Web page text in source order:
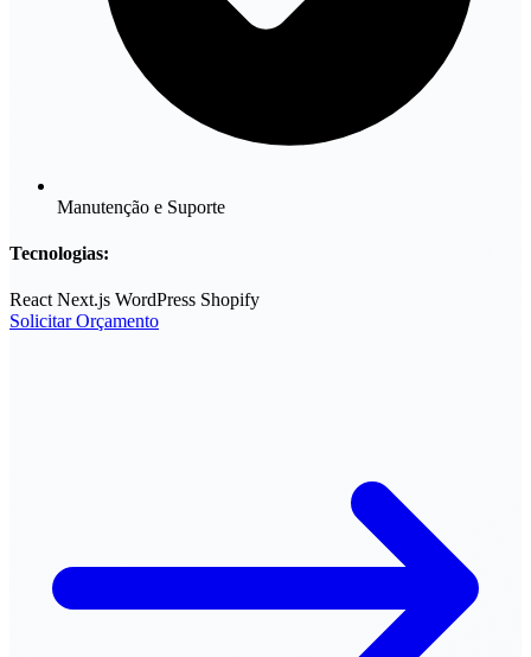
Manutenção e Suporte
Tecnologias:
React Next.js WordPress Shopify
Solicitar Orçamento